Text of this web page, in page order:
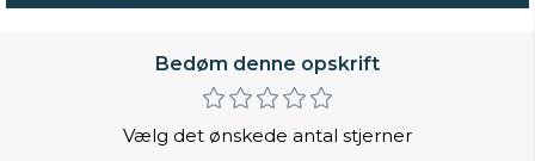
Bedøm denne opskrift
Vælg det ønskede antal stjerner